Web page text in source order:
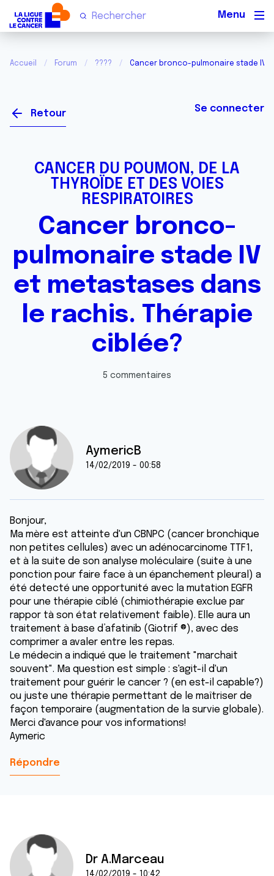
Accueil Forum ???? Cancer bronco-pulmonaire stade IV
Retour Se connecter
CANCER DU POUMON, DE LA
THYROÏDE ET DES VOIES
RESPIRATOIRES
Cancer bronco-
pulmonaire stade IV
et metastases dans
le rachis. Thérapie
ciblée?
5 commentaires
AymericB
14/02/2019 - 00:58
Bonjour,
Ma mère est atteinte d'un CBNPC (cancer bronchique
non petites cellules) avec un adénocarcinome TTF1,
et à la suite de son analyse moléculaire (suite à une
ponction pour faire face à un épanchement pleural) a
été detecté une opportunité avec la mutation EGFR
pour une thérapie ciblé (chimiothérapie exclue par
rappor tà son état relativement faible). Elle aura un
traitement à base d’afatinib (Giotrif ®), avec des
comprimer a avaler entre les repas.
Le médecin a indiqué que le traitement "marchait
souvent". Ma question est simple : s'agit-il d'un
traitement pour guérir le cancer ? (en est-il capable?)
ou juste une thérapie permettant de le maîtriser de
façon temporaire (augmentation de la survie globale).
Merci d'avance pour vos informations!
Aymeric
Répondre
Dr A.Marceau
14/02/2019 - 10:42